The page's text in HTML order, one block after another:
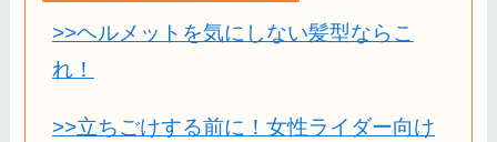
>>ヘルメットを気にしない髪型ならこ
れ！
>>立ちごけする前に！女性ライダー向け